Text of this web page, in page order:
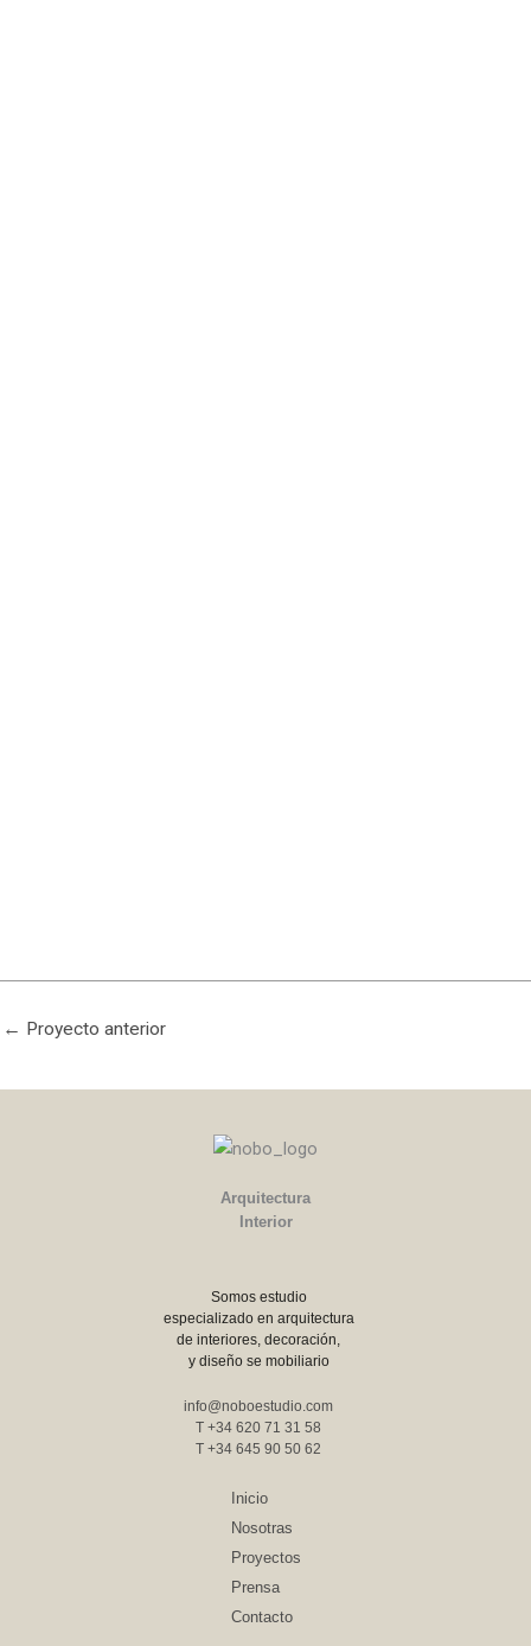
← Proyecto anterior
Arquitectura
Interior
Somos estudio
especializado en arquitectura
de interiores, decoración,
y diseño se mobiliario
info@noboestudio.com
T +34 620 71 31 58
T +34 645 90 50 62
Inicio
Nosotras
Proyectos
Prensa
Contacto